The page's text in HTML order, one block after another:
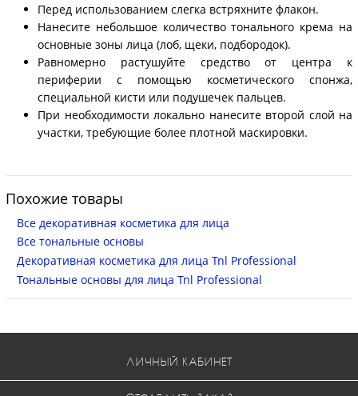
Перед использованием слегка встряхните флакон.
Нанесите небольшое количество тонального крема на
основные зоны лица (лоб, щеки, подбородок).
Равномерно растушуйте средство от центра к
периферии с помощью косметического спонжа,
специальной кисти или подушечек пальцев.
При необходимости локально нанесите второй слой на
участки, требующие более плотной маскировки.
Похожие товары
Все декоративная косметика для лица
Все тональные основы
Декоративная косметика для лица Tnl Professional
Тональные основы для лица Tnl Professional
ЛИЧНЫЙ КАБИНЕТ